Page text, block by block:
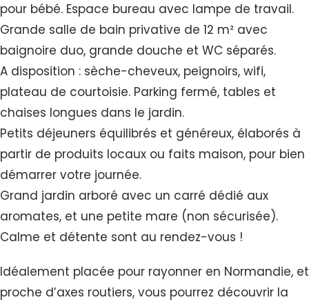
pour bébé. Espace bureau avec lampe de travail.
Grande salle de bain privative de 12 m² avec
baignoire duo, grande douche et WC séparés.
A disposition : sèche-cheveux, peignoirs, wifi,
plateau de courtoisie. Parking fermé, tables et
chaises longues dans le jardin.
Petits déjeuners équilibrés et généreux, élaborés à
partir de produits locaux ou faits maison, pour bien
démarrer votre journée.
Grand jardin arboré avec un carré dédié aux
aromates, et une petite mare (non sécurisée).
Calme et détente sont au rendez-vous !
Idéalement placée pour rayonner en Normandie, et
proche d’axes routiers, vous pourrez découvrir la